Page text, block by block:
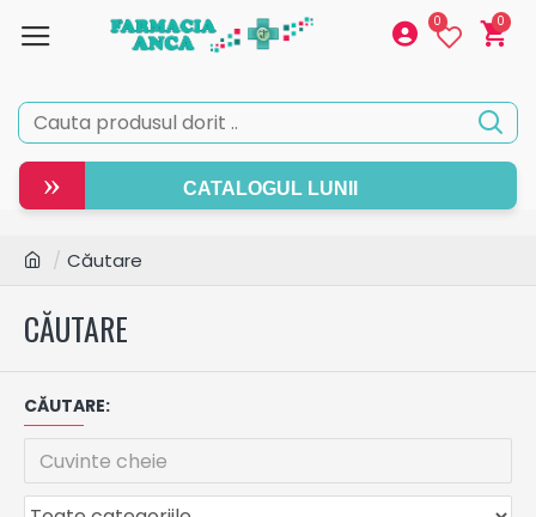
0 0
» CATALOGUL LUNII
Căutare
CĂUTARE
CĂUTARE: